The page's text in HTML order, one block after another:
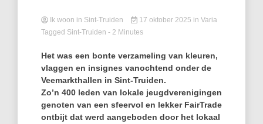
Ik woon in Sint-Truiden 17 oktober 2025 in Varia
Tagged Sint-Truiden - 2 Minutes
Het was een bonte verzameling van kleuren,
vlaggen en insignes vanochtend onder de
Veemarkthallen in Sint-Truiden.
Zo’n 400 leden van lokale jeugdverenigingen
genoten van een sfeervol en lekker FairTrade
ontbijt dat werd aangeboden door het lokaal